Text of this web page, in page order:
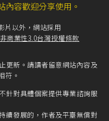
概況》。
師具有下列情形之一
：……二、專利行政事
16條第1項：「第十條第一
權涉訟事件，經審判長
條
之一者，當事人應委任
內容歡迎分享使用。
片以外，網站採用
商業性3.0台灣授權條款
更新。請讀者留意網站內容及
符。
針對具體個案提供專業諮詢服
續發展的，作者及平臺無償對